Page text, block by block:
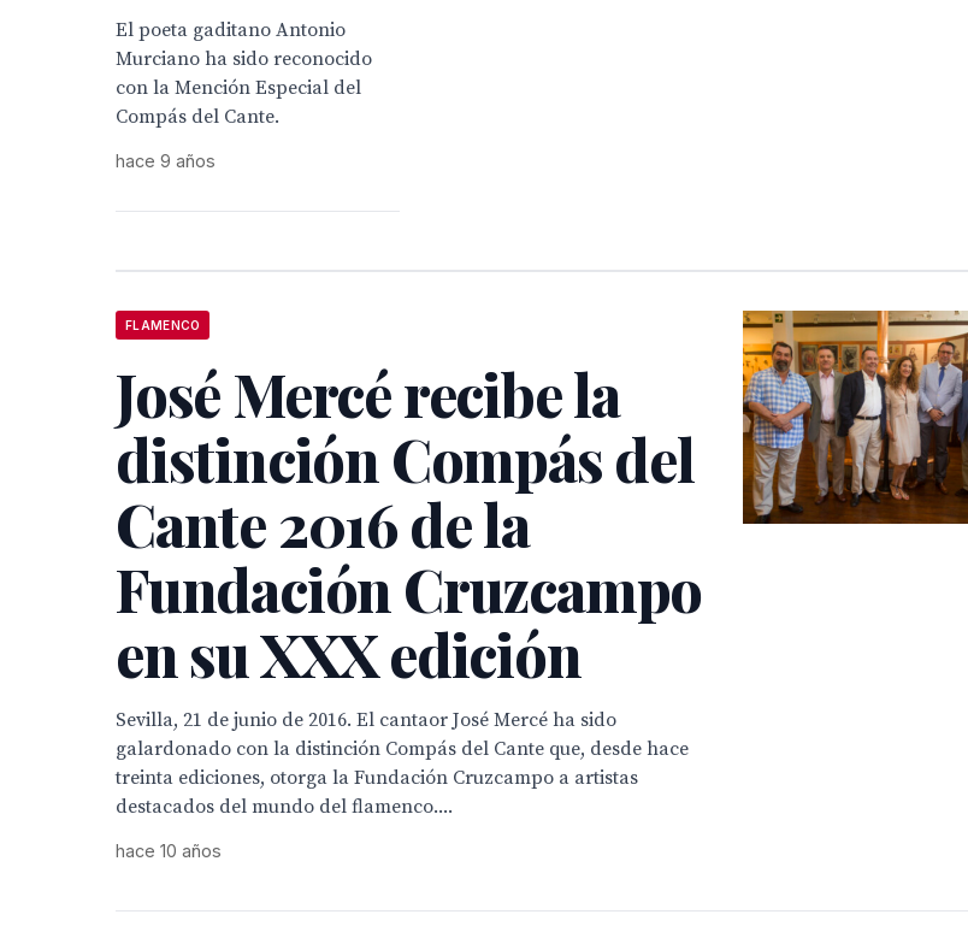
El poeta gaditano Antonio
Murciano ha sido reconocido
con la Mención Especial del
Compás del Cante.
hace 9 años
FLAMENCO
José Mercé recibe la
distinción Compás del
Cante 2016 de la
Fundación Cruzcampo
en su XXX edición
Sevilla, 21 de junio de 2016. El cantaor José Mercé ha sido
galardonado con la distinción Compás del Cante que, desde hace
treinta ediciones, otorga la Fundación Cruzcampo a artistas
destacados del mundo del flamenco....
hace 10 años